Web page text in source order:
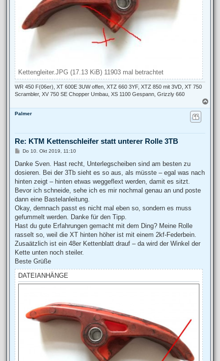
Kettengleiter.JPG (17.13 KiB) 11903 mal betrachtet
WR 450 F(06er), XT 600E 3UW offen, XTZ 660 3YF, XTZ 850 mit 3VD, XT 750
Scrambler, XV 750 SE Chopper Umbau, XS 1100 Gespann, Grizzly 660
a
Palmer
Re: KTM Kettenschleifer statt unterer Rolle 3TB
B
i
r
a
Do 10. Okt 2019, 11:10
Danke Sven. Hast recht, Unterlegscheiben sind am besten zu
dosieren. Bei der 3Tb sieht es so aus, als müsste – egal was nach
hinten zeigt – hinten etwas weggeflext werden, damit es sitzt.
Bevor ich schneide, sehe ich es mir nochmal genau an und poste
dann eine Bastelanleitung.
Okay, demnach passt es nicht mal eben so, sondern es muss
gefummelt werden. Danke für den Tipp.
Hast du gute Erfahrungen gemacht mit dem Ding? Meine Rolle
rasselt so, weil die XT hinten höher ist mit einem 2kf-Federbein.
Zusaätzlich ist ein 48er Kettenblatt drauf – da wird der Winkel der
Kette unten noch steiler.
Beste Grüße
DATEIANHÄNGE